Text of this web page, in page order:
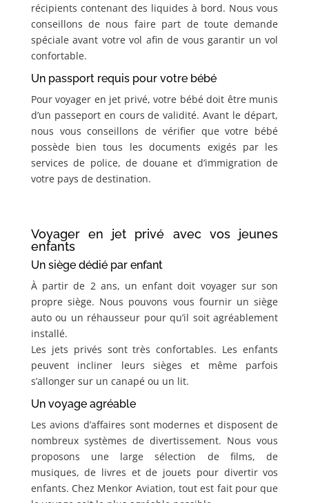
récipients contenant des liquides à bord. Nous vous
conseillons de nous faire part de toute demande
spéciale avant votre vol afin de vous garantir un vol
confortable.
Un passport requis pour votre bébé
Pour voyager en jet privé, votre bébé doit être munis
d’un passeport en cours de validité. Avant le départ,
nous vous conseillons de vérifier que votre bébé
possède bien tous les documents exigés par les
services de police, de douane et d’immigration de
votre pays de destination.
Voyager en jet privé avec vos jeunes
enfants
Un siège dédié par enfant
À partir de 2 ans, un enfant doit voyager sur son
propre siège. Nous pouvons vous fournir un siège
auto ou un réhausseur pour qu’il soit agréablement
installé.
Les jets privés sont très confortables. Les enfants
peuvent incliner leurs sièges et même parfois
s’allonger sur un canapé ou un lit.
Un voyage agréable
Les avions d’affaires sont modernes et disposent de
nombreux systèmes de divertissement. Nous vous
proposons une large sélection de films, de
musiques, de livres et de jouets pour divertir vos
enfants. Chez Menkor Aviation, tout est fait pour que